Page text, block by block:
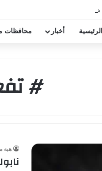
شائعات تخفيض عقود زيزو والشناوي
الرئيسية أخبار محافظات
#
هبة